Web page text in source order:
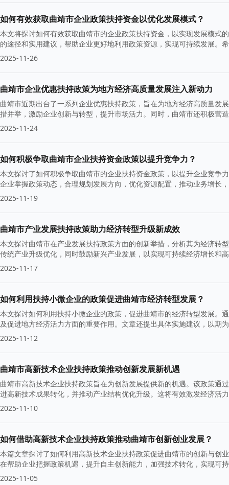
如何有效获取曲靖市企业政策扶持资金以优化发展模式？
本文将探讨如何有效获取曲靖市的企业政策扶持资金，以实现发展模式
的途径和实用建议，帮助企业更好地利用政策资源，实现可持续发展。
2025-11-26
曲靖市企业优惠扶持政策为地方经济高质量发展注入新动力
曲靖市近期出台了一系列企业优惠扶持政策，旨在为地方经济高质量发
措并举，激励企业创新与转型，提升市场活力。同时，曲靖市还积极营
2025-11-24
如何积极争取曲靖市企业扶持资金政策以提升竞争力？
本文探讨了如何积极争取曲靖市的企业扶持资金政策，以提升企业竞争
企业掌握政策动态，合理规划发展方向，优化资源配置，推动业务增长
2025-11-19
曲靖市产业发展扶持政策助力经济转型升级新成效
本文探讨曲靖市在产业发展扶持政策方面的创新举措，分析其为经济转
传统产业升级优化，同时鼓励新兴产业发展，以实现可持续经济增长和
2025-11-17
如何利用扶持小微企业的政策促进曲靖市经济转型发展？
本文探讨如何利用扶持小微企业的政策，促进曲靖市的经济转型发展。
及促进地方经济活力方面的重要作用。文章还提出具体实施建议，以期
2025-11-12
曲靖市高新技术企业扶持政策推动创新发展新机遇
曲靖市高新技术企业扶持政策旨在为创新发展提供新的机遇。该政策通
进高新技术成果转化，并推动产业结构优化升级。这将有效激发经济活
2025-11-10
如何借助高新技术企业扶持政策推动曲靖市创新创业发展？
本篇文章探讨了如何利用高新技术企业扶持政策促进曲靖市的创新与创
在帮助企业把握政策机遇，提升自主创新能力，加强技术转化，实现可
2025-11-05